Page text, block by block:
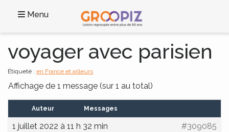
Menu
voyager avec parisien
Étiqueté : en France et ailleurs
Affichage de 1 message (sur 1 au total)
Auteur Messages
1 juillet 2022 à 11 h 32 min #309085